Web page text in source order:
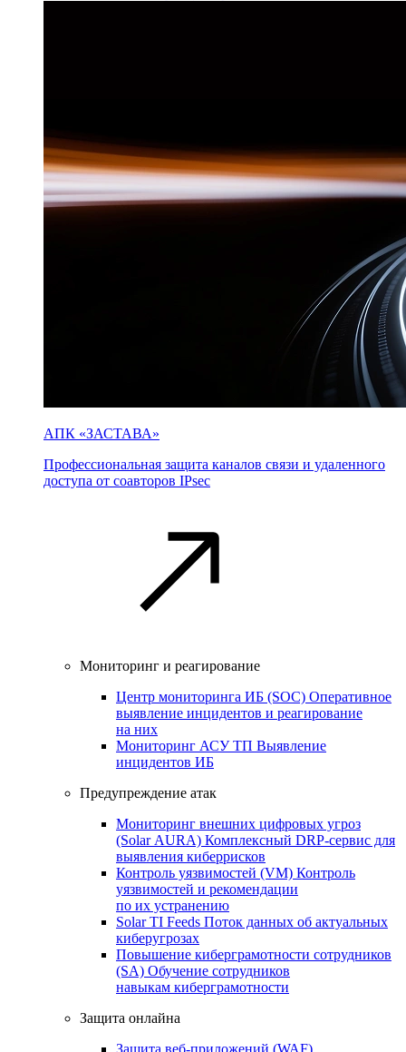
АПК «ЗАСТАВА»
Профессиональная защита каналов связи и удаленного
доступа от соавторов IPsec
Мониторинг и реагирование
Центр мониторинга ИБ (SOC) Оперативное
выявление инцидентов и реагирование
на них
Мониторинг АСУ ТП Выявление
инцидентов ИБ
Предупреждение атак
Мониторинг внешних цифровых угроз
(Solar AURA) Комплексный DRP-сервис для
выявления киберрисков
Контроль уязвимостей (VM) Контроль
уязвимостей и рекомендации
по их устранению
Solar TI Feeds Поток данных об актуальных
киберугрозах
Повышение киберграмотности сотрудников
(SA) Обучение сотрудников
навыкам киберграмотности
Защита онлайна
Защита веб-приложений (WAF)